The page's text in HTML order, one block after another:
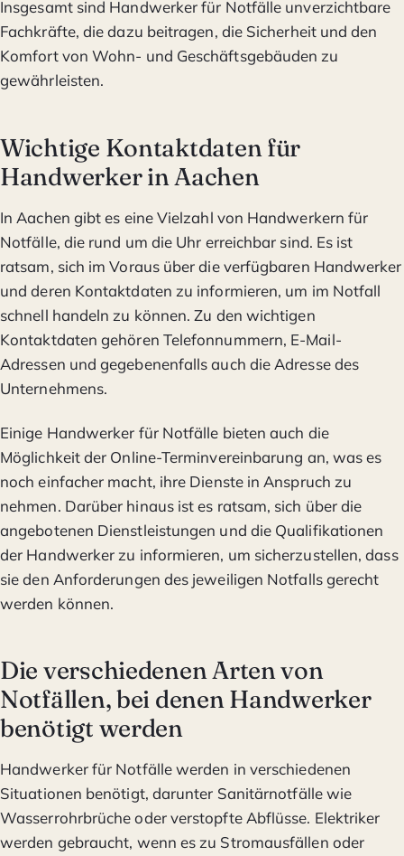
Insgesamt sind Handwerker für Notfälle unverzichtbare
Fachkräfte, die dazu beitragen, die Sicherheit und den
Komfort von Wohn- und Geschäftsgebäuden zu
gewährleisten.
Wichtige Kontaktdaten für
Handwerker in Aachen
In Aachen gibt es eine Vielzahl von Handwerkern für
Notfälle, die rund um die Uhr erreichbar sind. Es ist
ratsam, sich im Voraus über die verfügbaren Handwerker
und deren Kontaktdaten zu informieren, um im Notfall
schnell handeln zu können. Zu den wichtigen
Kontaktdaten gehören Telefonnummern, E-Mail-
Adressen und gegebenenfalls auch die Adresse des
Unternehmens.
Einige Handwerker für Notfälle bieten auch die
Möglichkeit der Online-Terminvereinbarung an, was es
noch einfacher macht, ihre Dienste in Anspruch zu
nehmen. Darüber hinaus ist es ratsam, sich über die
angebotenen Dienstleistungen und die Qualifikationen
der Handwerker zu informieren, um sicherzustellen, dass
sie den Anforderungen des jeweiligen Notfalls gerecht
werden können.
Die verschiedenen Arten von
Notfällen, bei denen Handwerker
benötigt werden
Handwerker für Notfälle werden in verschiedenen
Situationen benötigt, darunter Sanitärnotfälle wie
Wasserrohrbrüche oder verstopfte Abflüsse. Elektriker
werden gebraucht, wenn es zu Stromausfällen oder